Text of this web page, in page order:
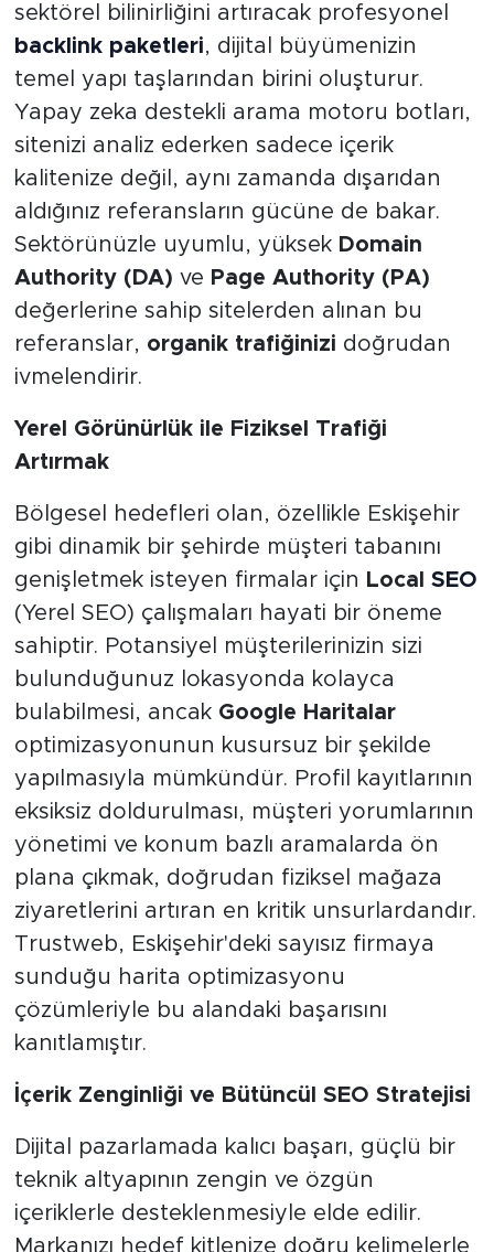
sektörel bilinirliğini artıracak profesyonel
backlink paketleri, dijital büyümenizin
temel yapı taşlarından birini oluşturur.
Yapay zeka destekli arama motoru botları,
sitenizi analiz ederken sadece içerik
kalitenize değil, aynı zamanda dışarıdan
aldığınız referansların gücüne de bakar.
Sektörünüzle uyumlu, yüksek Domain
Authority (DA) ve Page Authority (PA)
değerlerine sahip sitelerden alınan bu
referanslar, organik trafiğinizi doğrudan
ivmelendirir.
Yerel Görünürlük ile Fiziksel Trafiği
Artırmak
Bölgesel hedefleri olan, özellikle Eskişehir
gibi dinamik bir şehirde müşteri tabanını
genişletmek isteyen firmalar için Local SEO
(Yerel SEO) çalışmaları hayati bir öneme
sahiptir. Potansiyel müşterilerinizin sizi
bulunduğunuz lokasyonda kolayca
bulabilmesi, ancak Google Haritalar
optimizasyonunun kusursuz bir şekilde
yapılmasıyla mümkündür. Profil kayıtlarının
eksiksiz doldurulması, müşteri yorumlarının
yönetimi ve konum bazlı aramalarda ön
plana çıkmak, doğrudan fiziksel mağaza
ziyaretlerini artıran en kritik unsurlardandır.
Trustweb, Eskişehir'deki sayısız firmaya
sunduğu harita optimizasyonu
çözümleriyle bu alandaki başarısını
kanıtlamıştır.
İçerik Zenginliği ve Bütüncül SEO Stratejisi
Dijital pazarlamada kalıcı başarı, güçlü bir
teknik altyapının zengin ve özgün
içeriklerle desteklenmesiyle elde edilir.
Markanızı hedef kitlenize doğru kelimelerle